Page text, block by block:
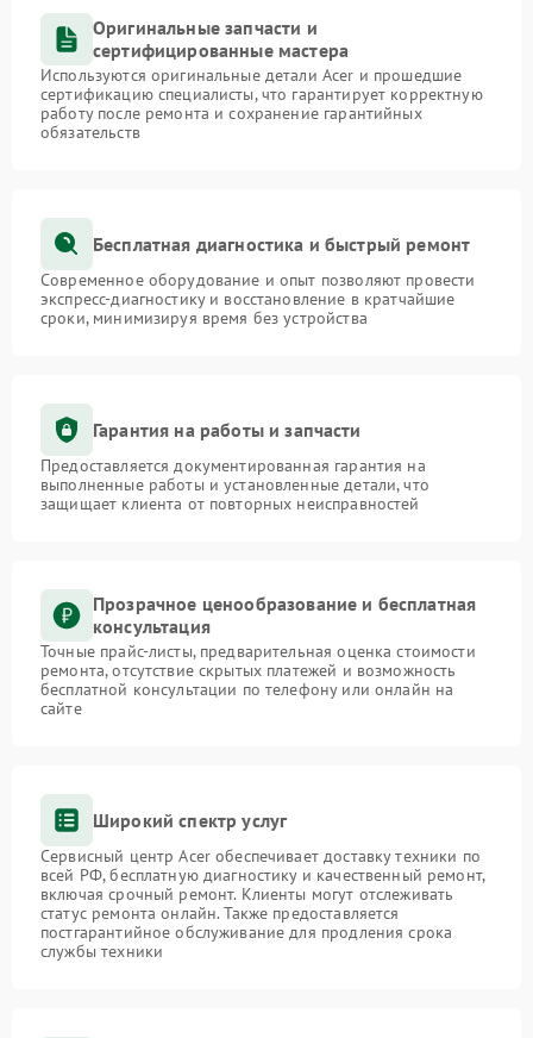
Оригинальные запчасти и
сертифицированные мастера
Используются оригинальные детали Acer и прошедшие
сертификацию специалисты, что гарантирует корректную
работу после ремонта и сохранение гарантийных
обязательств
Бесплатная диагностика и быстрый ремонт
Современное оборудование и опыт позволяют провести
экспресс-диагностику и восстановление в кратчайшие
сроки, минимизируя время без устройства
Гарантия на работы и запчасти
Предоставляется документированная гарантия на
выполненные работы и установленные детали, что
защищает клиента от повторных неисправностей
Прозрачное ценообразование и бесплатная
консультация
Точные прайс-листы, предварительная оценка стоимости
ремонта, отсутствие скрытых платежей и возможность
бесплатной консультации по телефону или онлайн на
сайте
Широкий спектр услуг
Сервисный центр Acer обеспечивает доставку техники по
всей РФ, бесплатную диагностику и качественный ремонт,
включая срочный ремонт. Клиенты могут отслеживать
статус ремонта онлайн. Также предоставляется
постгарантийное обслуживание для продления срока
службы техники